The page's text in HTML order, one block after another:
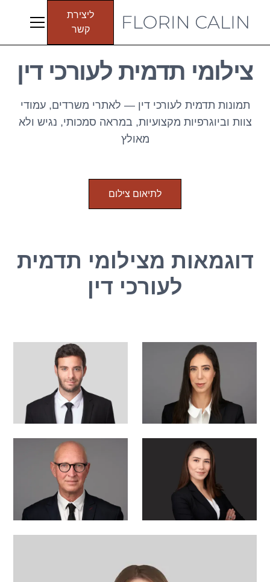
לתיאום
צילום
ליצירת
קשר
צילומי תדמית לעורכי דין
תמונות תדמית לעורכי דין — לאתרי משרדים, עמודי
צוות וביוגרפיות מקצועיות, במראה סמכותי, נגיש ולא
מאולץ
לתיאום צילום
דוגמאות מצילומי תדמית
לעורכי דין